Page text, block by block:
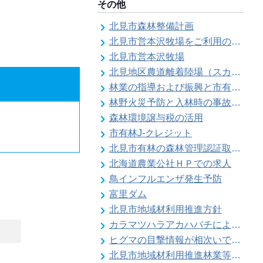
その他
北見市森林整備計画
北見市営本沢牧場をご利用の皆様へ（畜主向け）
北見市営本沢牧場
北見地区農道離着陸場（スカイポートきたみ）
林業の指導および振興と市有林の経営維持管理
林野火災予防と入林時の事故防止
森林環境譲与税の活用
市有林J-クレジット
北見市有林の森林管理認証取得状況
北海道農業公社ＨＰでの求人
鳥インフルエンザ発生予防
富里ダム
北見市地域材利用推進方針
カラマツハラアカハバチによりカラマツ類の葉の食害被害が発生することがあります
ヒグマの目撃情報が相次いでいます【留辺蘂自治区】
北見市地域材利用推進林業等振興対策事業